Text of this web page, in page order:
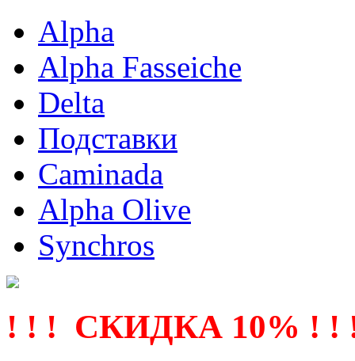
Alpha
Alpha Fasseiche
Delta
Подставки
Caminada
Alpha Olive
Synchros
! ! ! СКИДКА 10% ! !